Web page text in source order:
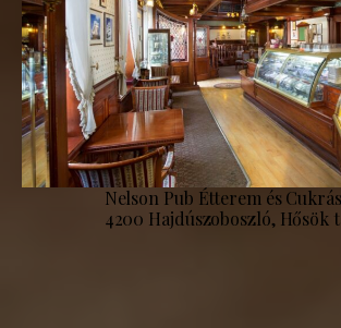
Nelson Pub Étterem és
4200 Hajdúszoboszló, Hősök